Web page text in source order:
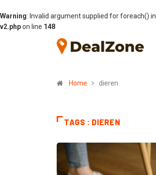
Warning: Invalid argument supplied for foreach() in
v2.phpon line 148
Home dieren
TAGS : DIEREN